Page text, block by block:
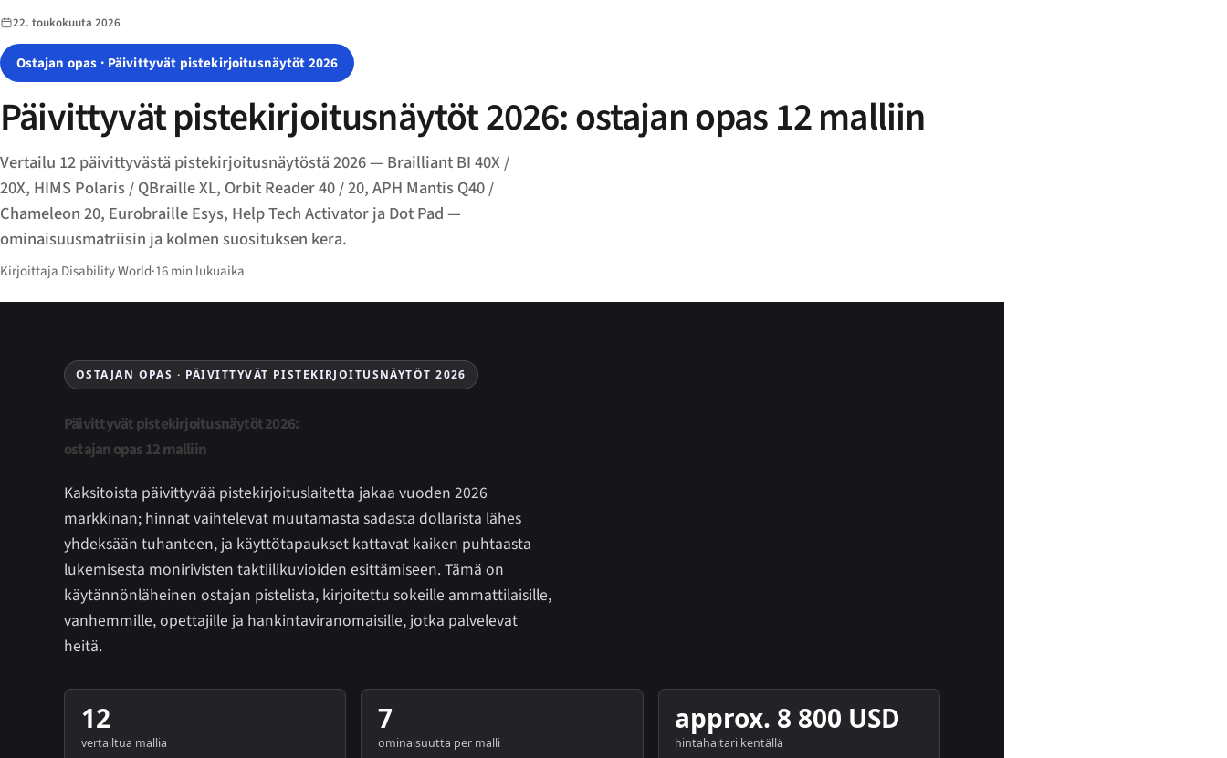
22. toukokuuta 2026
Ostajan opas · Päivittyvät pistekirjoitusnäytöt 2026
Päivittyvät pistekirjoitusnäytöt 2026: ostajan opas 12 malliin
Vertailu 12 päivittyvästä pistekirjoitusnäytöstä 2026 — Brailliant BI 40X /
20X, HIMS Polaris / QBraille XL, Orbit Reader 40 / 20, APH Mantis Q40 /
Chameleon 20, Eurobraille Esys, Help Tech Activator ja Dot Pad —
ominaisuusmatriisin ja kolmen suosituksen kera.
Kirjoittaja Disability World·16 min lukuaika
OSTAJAN OPAS · PÄIVITTYVÄT PISTEKIRJOITUSNÄYTÖT 2026
Päivittyvät pistekirjoitusnäytöt 2026:
ostajan opas 12 malliin
Kaksitoista päivittyvää pistekirjoituslaitetta jakaa vuoden 2026
markkinan; hinnat vaihtelevat muutamasta sadasta dollarista lähes
yhdeksään tuhanteen, ja käyttötapaukset kattavat kaiken puhtaasta
lukemisesta monirivisten taktiilikuvioiden esittämiseen. Tämä on
käytännönläheinen ostajan pistelista, kirjoitettu sokeille ammattilaisille,
vanhemmille, opettajille ja hankintaviranomaisille, jotka palvelevat
heitä.
12
vertailtua mallia
7
ominaisuutta per malli
approx. 8 800 USD
hintahaitari kentällä